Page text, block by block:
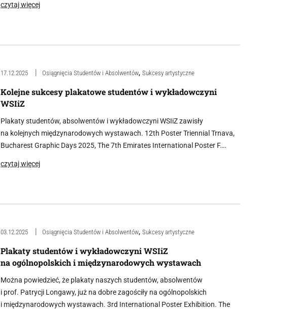
czytaj więcej
17.12.2025 Osiągnięcia Studentów i Absolwentów,Sukcesy artystyczne
Kolejne sukcesy plakatowe studentów i wykładowczyni
WSIiZ
Plakaty studentów, absolwentów i wykładowczyni WSIiZ zawisły
na kolejnych międzynarodowych wystawach. 12th Poster Triennial Trnava,
Bucharest Graphic Days 2025, The 7th Emirates International Poster F….
czytaj więcej
03.12.2025 Osiągnięcia Studentów i Absolwentów,Sukcesy artystyczne
Plakaty studentów i wykładowczyni WSIiZ
na ogólnopolskich i międzynarodowych wystawach
Można powiedzieć, że plakaty naszych studentów, absolwentów
i prof. Patrycji Longawy, już na dobre zagościły na ogólnopolskich
i międzynarodowych wystawach. 3rd International Poster Exhibition. The